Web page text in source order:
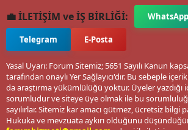
💼 İLETİŞİM ve İŞ BİRLİĞİ: WhatsApp
Telegram E-Posta
Yasal Uyarı: Forum Sitemiz; 5651 Sayılı Kanun
tarafından onaylı Yer Sağlayıcı'dır. Bu sebeple
da araştırma yükümlülüğü yoktur. Üyeler yazdığı
sorumludur ve siteye üye olmak ile bu
sayılırlar. Sitemiz kar amacı gütmez, ücretsiz bilgi
Hukuka ve mevzuata aykırı olduğunu